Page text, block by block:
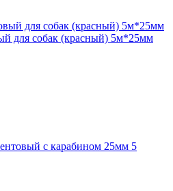
для собак (красный) 5м*25мм